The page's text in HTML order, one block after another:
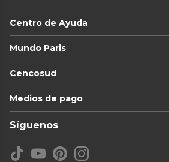
Centro de Ayuda
Mundo Paris
Cencosud
Medios de pago
Síguenos